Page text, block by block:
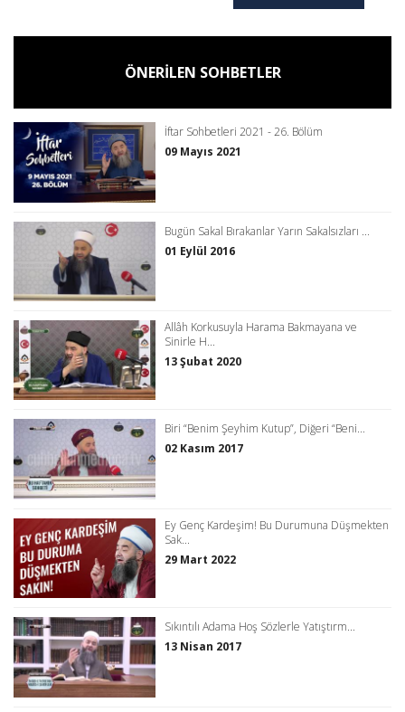
ÖNERİLEN SOHBETLER
İftar Sohbetleri 2021 - 26. Bölüm
09 Mayıs 2021
Bugün Sakal Bırakanlar Yarın Sakalsızları ...
01 Eylül 2016
Allâh Korkusuyla Harama Bakmayana ve
Sinirle H...
13 Şubat 2020
Biri “Benim Şeyhim Kutup”, Diğeri “Beni...
02 Kasım 2017
Ey Genç Kardeşim! Bu Durumuna Düşmekten
Sak...
29 Mart 2022
Sıkıntılı Adama Hoş Sözlerle Yatıştırm...
13 Nisan 2017